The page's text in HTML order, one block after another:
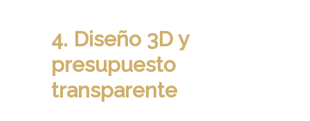
4. Diseño 3D y
presupuesto
transparente